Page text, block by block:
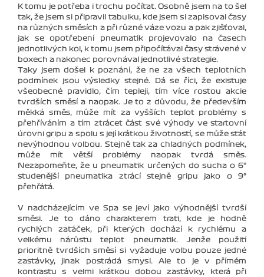
K tomu je potřeba i trochu počítat. Osobně jsem na to šel
tak, že jsem si připravil tabulku, kde jsem si zapisoval časy
na různých směsích a při různé váze vozu a pak zjišťoval,
jak se opotřebení pneumatik projevovalo na časech
jednotlivých kol, k tomu jsem připočítával časy strávené v
boxech a nakonec porovnával jednotlivé strategie.
Taky jsem došel k poznání, že ne za všech teplotních
podmínek jsou výsledky stejné. Dá se říci, že existuje
všeobecné pravidlo, čím tepleji, tím více rostou akcie
tvrdších směsí a naopak. Je to z důvodu, že především
měkká směs, může mít za vyšších teplot problémy s
přehříváním a tím ztrácet část své výhody ve startovní
úrovni gripu a spolu s její krátkou životností, se může stát
nevýhodnou volbou. Stejně tak za chladných podmínek,
může mít větší problémy naopak tvrdá směs.
Nezapomeňte, že u pneumatik určených do sucha o 6°
studenější pneumatika ztrácí stejně gripu jako o 9°
přehřátá.
V nadcházejícím ve Spa se jeví jako výhodnější tvrdší
směsi. Je to dáno charakterem trati, kde je hodně
rychlých zatáček, při kterých dochází k rychlému a
velkému nárůstu teplot pneumatik. Jenže použití
prioritně tvrdších směsí si vyžaduje volbu pouze jedné
zastávky, jinak postrádá smysl. Ale to je v přímém
kontrastu s velmi krátkou dobou zastávky, která při